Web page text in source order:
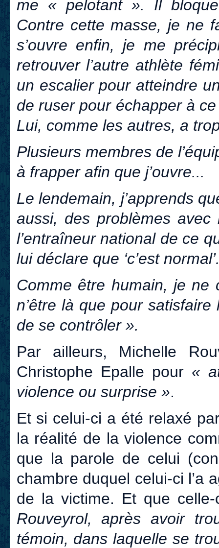
me « pelotant ». Il bloque
Contre cette masse, je ne
s’ouvre enfin, je me
retrouver l’autre athlète
un escalier pour atteindre
de ruser pour échapper à
Lui, comme les autres, a
Plusieurs membres de
à frapper afin que j’ouvre...
Le lendemain, j’apprends
aussi, des problèmes avec
l’entraîneur national de ce
lui déclare que ‘c’est
Comme être humain, je ne
n’être là que pour
de se contrôler ».
Par ailleurs, Michelle
Christophe Epalle pour«
violence ou surprise ».
Et si celui-ci a été relaxé
la réalité de la violence
que la parole de celui
chambre duquel celui-ci l’a
de la victime. Et que
Rouveyrol, après avoir
témoin, dans laquelle se